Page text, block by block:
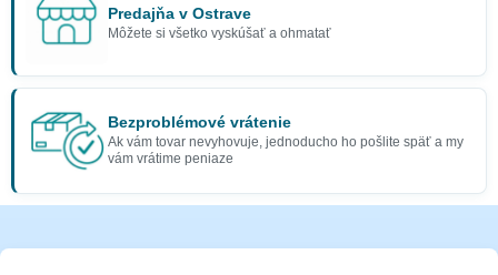
Predajňa v Ostrave
Môžete si všetko vyskúšať a ohmatať
Bezproblémové vrátenie
Ak vám tovar nevyhovuje, jednoducho ho pošlite späť a my
vám vrátime peniaze